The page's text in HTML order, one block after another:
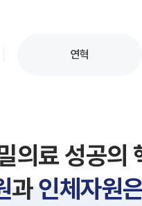
연혁
의료 성공의
과인체자원